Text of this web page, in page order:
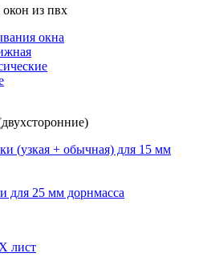
из пвх
окна
(узкая + обычная) для 15 мм
для 25 мм дорнмасса
лист